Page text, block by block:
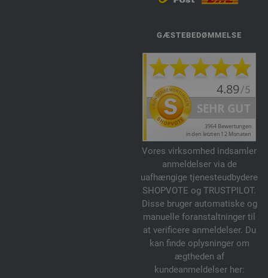
GÆSTEBEDØMMELSE
Vores virksomhed indsamler
anmeldelser via de
uafhængige tjenesteudbydere
SHOPVOTE og TRUSTPILOT.
Disse bruger automatiske og
manuelle foranstaltninger til
at verificere anmeldelser. Du
kan finde oplysninger om
ægtheden af
kundeanmeldelser her: